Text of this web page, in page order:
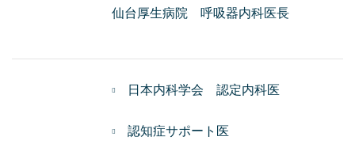
仙台厚生病院 呼吸器内科医長
日本内科学会 認定内科医
認知症サポート医